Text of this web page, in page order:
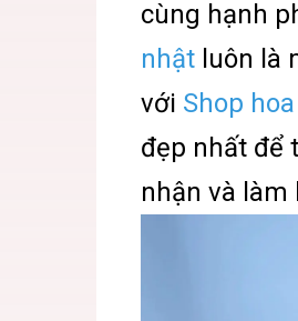
cùng hạnh
nhật luôn là
với Shop
đẹp nhất để
nhận và làm